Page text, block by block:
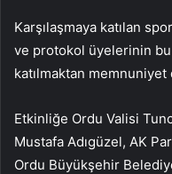
Karşılaşmaya katılan
ve protokol üyelerinin
katılmaktan memnuniyet
Etkinliğe Ordu Valisi
Mustafa Adıgüzel, AK
Ordu Büyükşehir